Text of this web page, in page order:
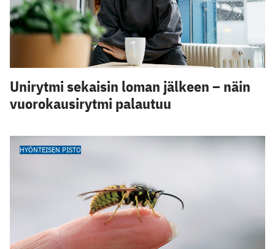
Unirytmi sekaisin loman jälkeen – näin
vuorokausirytmi palautuu
HYÖNTEISEN PISTO